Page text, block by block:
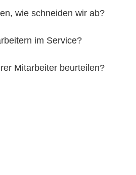
wie schneiden wir ab?
im Service?
Mitarbeiter beurteilen?